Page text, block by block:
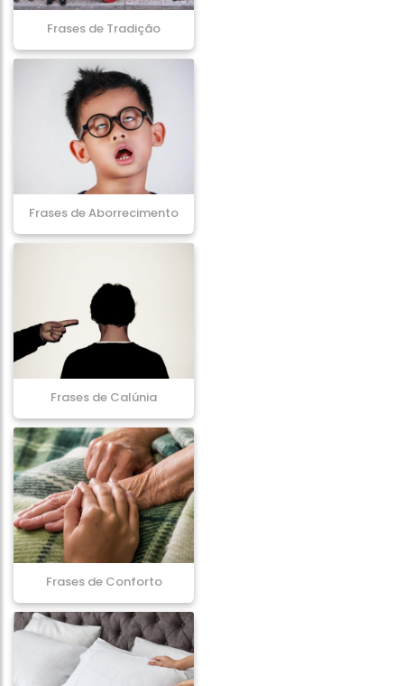
Frases de Tradição
Frases de Aborrecimento
Frases de Calúnia
Frases de Conforto